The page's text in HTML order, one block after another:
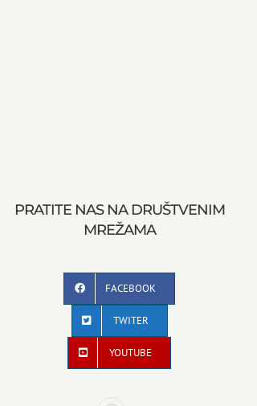
PRATITE NAS NA DRUŠTVENIM
MREŽAMA
FACEBOOK
TWITER
YOUTUBE